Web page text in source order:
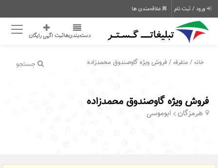
ورود / ثبت نام علاقه‌مندی ها
دسته‌بندی‌هاثبت اگهی رایگان
جستجو خانه /متفرقه / فروش ویژه گاوصندوق محمدزاده
فروش ویژه گاوصندوق محمدزاده
هرمزگان ابوموسی